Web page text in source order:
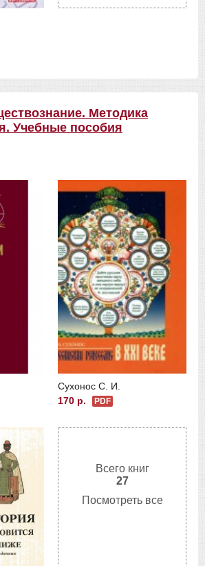
Методика
Учебные пособия
Сухонос С. И.
170 р.
PDF
Всего книг
27
Посмотреть все